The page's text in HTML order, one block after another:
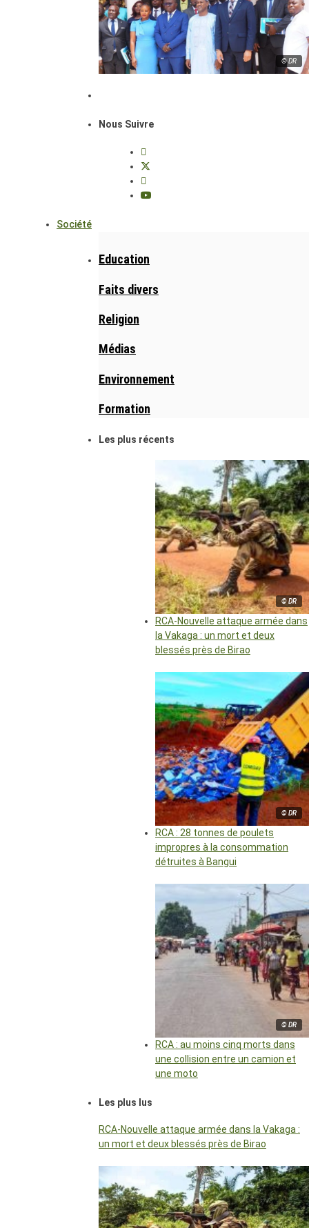
© DR
Nous Suivre
Société
Education
Faits divers
Religion
Médias
Environnement
Formation
Les plus récents
© DR
RCA-Nouvelle attaque armée dans
la Vakaga : un mort et deux
blessés près de Birao
© DR
RCA : 28 tonnes de poulets
impropres à la consommation
détruites à Bangui
© DR
RCA : au moins cinq morts dans
une collision entre un camion et
une moto
Les plus lus
RCA-Nouvelle attaque armée dans la Vakaga :
un mort et deux blessés près de Birao